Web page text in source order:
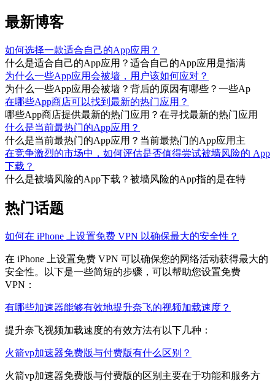
最新博客
如何选择一款适合自己的App应用？
什么是适合自己的App应用？适合自己的App应用是指满
为什么一些App应用会被墙，用户该如何应对？
为什么一些App应用会被墙？背后的原因有哪些？一些Ap
在哪些App商店可以找到最新的热门应用？
哪些App商店提供最新的热门应用？在寻找最新的热门应用
什么是当前最热门的App应用？
什么是当前最热门的App应用？当前最热门的App应用主
在竞争激烈的市场中，如何评估是否值得尝试被墙风险的 App
下载？
什么是被墙风险的App下载？被墙风险的App指的是在特
热门话题
如何在 iPhone 上设置免费 VPN 以确保最大的安全性？
在 iPhone 上设置免费 VPN 可以确保您的网络活动获得最大的
安全性。以下是一些简短的步骤，可以帮助您设置免费
VPN：
有哪些加速器能够有效地提升奈飞的视频加载速度？
提升奈飞视频加载速度的有效方法有以下几种：
火箭vp加速器免费版与付费版有什么区别？
火箭vp加速器免费版与付费版的区别主要在于功能和服务方